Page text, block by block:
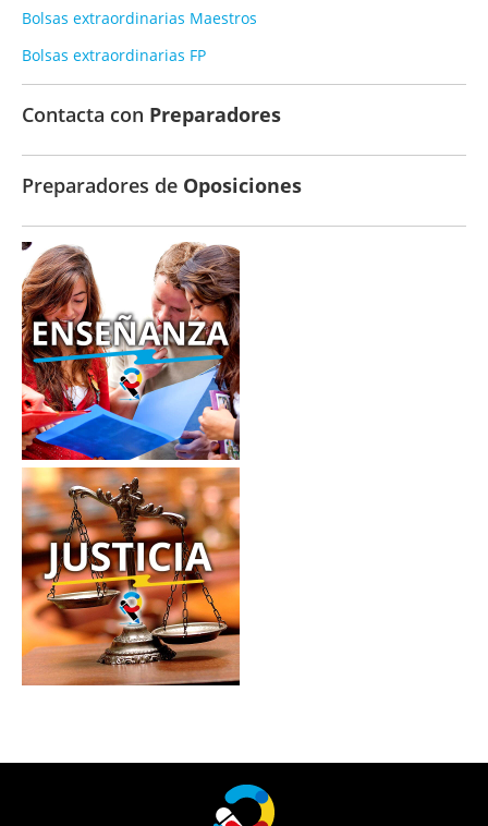
Bolsas extraordinarias Maestros
Bolsas extraordinarias FP
Contacta con Preparadores
Preparadores de Oposiciones